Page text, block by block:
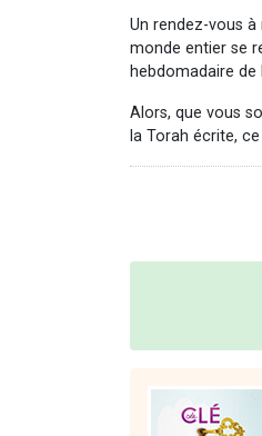
Un rendez-vous
monde entier se
hebdomadaire de
Alors, que vous
la Torah écrite,